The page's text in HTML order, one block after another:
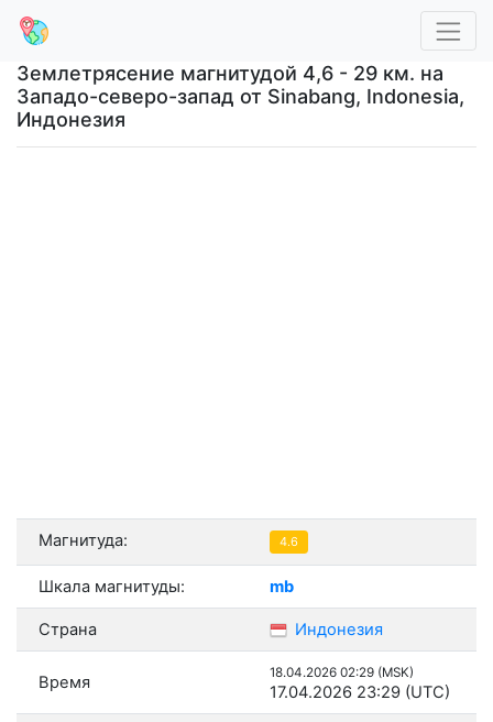
Землетрясение магнитудой 4,6 - 29 км. на
Западо-северо-запад от Sinabang, Indonesia,
Индонезия
Магнитуда: 4.6
Шкала магнитуды: mb
Страна Индонезия
Время 18.04.2026 02:29 (MSK)
17.04.2026 23:29 (UTC)